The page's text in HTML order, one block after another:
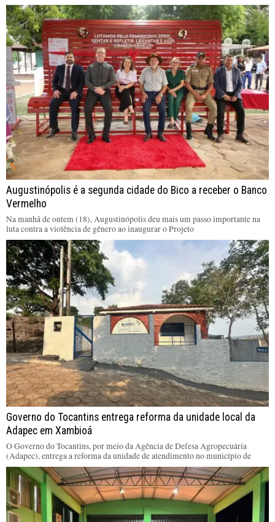
Augustinópolis é a segunda cidade do Bico a receber o Banco
Vermelho
Na manhã de ontem (18), Augustinópolis deu mais um passo importante na
luta contra a violência de gênero ao inaugurar o Projeto
Governo do Tocantins entrega reforma da unidade local da
Adapec em Xambioá
O Governo do Tocantins, por meio da Agência de Defesa Agropecuária
(Adapec), entrega a reforma da unidade de atendimento no município de